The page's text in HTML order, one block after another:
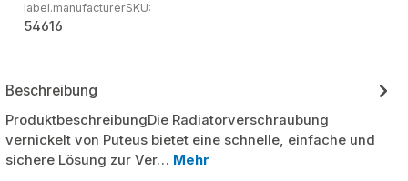
label.manufacturerSKU:
54616
Beschreibung
ProduktbeschreibungDie Radiatorverschraubung
vernickelt von Puteus bietet eine schnelle, einfache und
sichere Lösung zur Ver… Mehr